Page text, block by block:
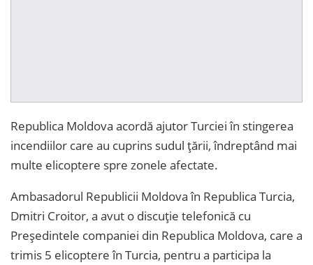
Republica Moldova acordă ajutor Turciei în stingerea
incendiilor care au cuprins sudul ţării, îndreptând mai
multe elicoptere spre zonele afectate.
Ambasadorul Republicii Moldova în Republica Turcia,
Dmitri Croitor, a avut o discuție telefonică cu
Președintele companiei din Republica Moldova, care a
trimis 5 elicoptere în Turcia, pentru a participa la